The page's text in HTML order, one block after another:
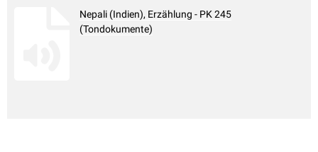
Nepali (Indien), Erzählung - PK 245
(Tondokumente)